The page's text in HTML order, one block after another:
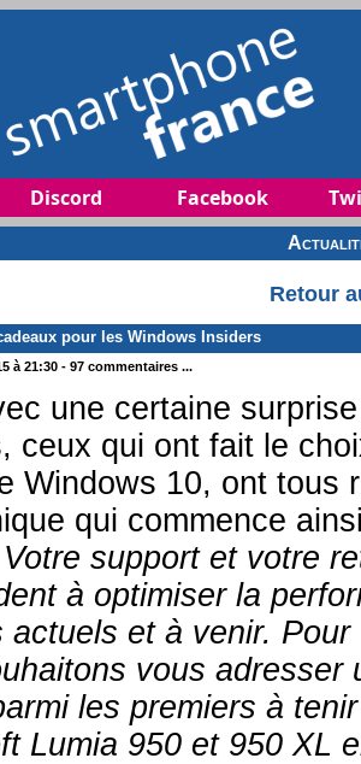
Discord Facebook
Retour
pour les Windows Insiders
à 21:30 - 97 commentaires ...
une certaine
ceux qui ont fait le
Windows 10, ont tous
qui commence
support et votre
à optimiser la
actuels et à venir.
vous adresser
les premiers à
Lumia 950 et 950 XL